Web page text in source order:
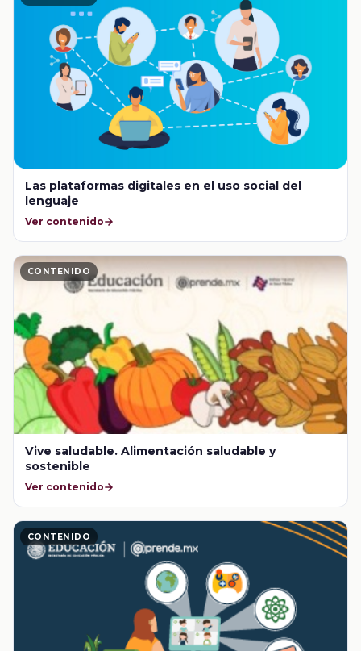
Las plataformas digitales en el uso social del
lenguaje
Ver contenido
CONTENIDO
Vive saludable. Alimentación saludable y
sostenible
Ver contenido
CONTENIDO